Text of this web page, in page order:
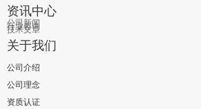
资讯中心
公司新闻
行业咨询
技术文章
关于我们
公司介绍
公司理念
资质认证